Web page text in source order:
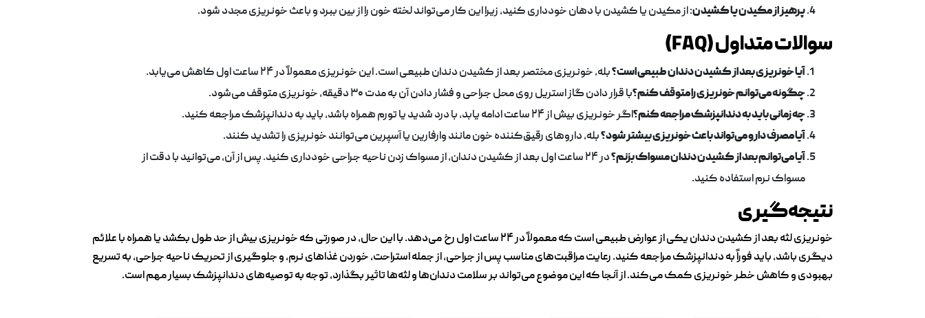
پرهیز از مکیدن یا کشیدن: از مکیدن یا کشیدن با دهان خودداری کنید، زیرا این کار می‌تواند لخته خون را از بین ببرد و باعث خونریزی مجدد شود.
سوالات متداول (FAQ)
آیا خونریزی بعد از کشیدن دندان طبیعی است؟بله، خونریزی مختصر بعد از کشیدن دندان طبیعی است. این خونریزی معمولاً در ۲۴ ساعت اول کاهش می‌یابد.
چگونه می‌توانم خونریزی را متوقف کنم؟با قرار دادن گاز استریل روی محل جراحی و فشار دادن آن به مدت ۳۰ دقیقه، خونریزی متوقف می‌شود.
چه زمانی باید به دندانپزشک مراجعه کنم؟اگر خونریزی بیش از ۲۴ ساعت ادامه یابد، با درد شدید یا تورم همراه باشد، باید به دندانپزشک مراجعه کنید.
آیا مصرف دارو می‌تواند باعث خونریزی بیشتر شود؟بله، داروهای رقیق‌کننده خون مانند وارفارین یا آسپرین می‌توانند خونریزی را تشدید کنند.
آیا می‌توانم بعد از کشیدن دندان مسواک بزنم؟
در ۲۴ ساعت اول بعد از کشیدن دندان، از مسواک زدن ناحیه جراحی خودداری کنید. پس از آن، می‌توانید با دقت از
مسواک نرم استفاده کنید.
نتیجه‌گیری
خونریزی لثه بعد از کشیدن دندان یکی از عوارض طبیعی است که معمولاً در ۲۴ ساعت اول رخ می‌دهد. با این حال، در صورتی که خونریزی بیش از حد طول بکشد یا همراه با علائم
دیگری باشد، باید فوراً به دندانپزشک مراجعه کنید. رعایت مراقبت‌های مناسب پس از جراحی، از جمله استراحت، خوردن غذاهای نرم، و جلوگیری از تحریک ناحیه جراحی، به تسریع
بهبودی و کاهش خطر خونریزی کمک می‌کند. از آنجا که این موضوع می‌تواند بر سلامت دندان‌ها و لثه‌ها تاثیر بگذارد، توجه به توصیه‌های دندانپزشک بسیار مهم است.